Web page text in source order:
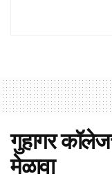
गुहागर
मेळावा